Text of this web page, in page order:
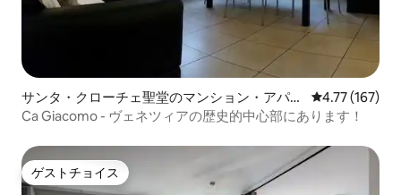
サンタ・クローチェ聖堂のマンション・アパー
ト
レビュー167
4.77 (167)
Ca Giacomo - ヴェネツィアの歴史的中心部にあります！
ゲストチョイス
ゲストチョイス